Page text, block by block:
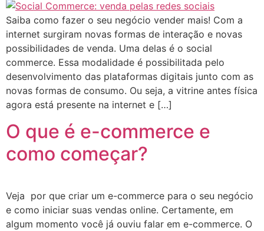
Saiba como fazer o seu negócio vender mais! Com a
internet surgiram novas formas de interação e novas
possibilidades de venda. Uma delas é o social
commerce. Essa modalidade é possibilitada pelo
desenvolvimento das plataformas digitais junto com as
novas formas de consumo. Ou seja, a vitrine antes física
agora está presente na internet e […]
O que é e-commerce e
como começar?
Veja por que criar um e-commerce para o seu negócio
e como iniciar suas vendas online. Certamente, em
algum momento você já ouviu falar em e-commerce. O